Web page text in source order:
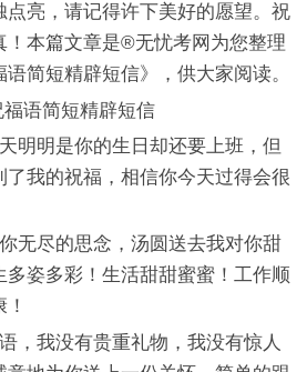
亮，请记得许下美好的愿望。祝
！本篇文章是®无忧考网为您整理
简短精辟短信》，供大家阅读。
语简短精辟短信
明明是你的生日却还要上班，但
了我的祝福，相信你今天过得会很
无尽的思念，汤圆送去我对你甜
姿多彩！生活甜甜蜜蜜！工作顺
，我没有贵重礼物，我没有惊人